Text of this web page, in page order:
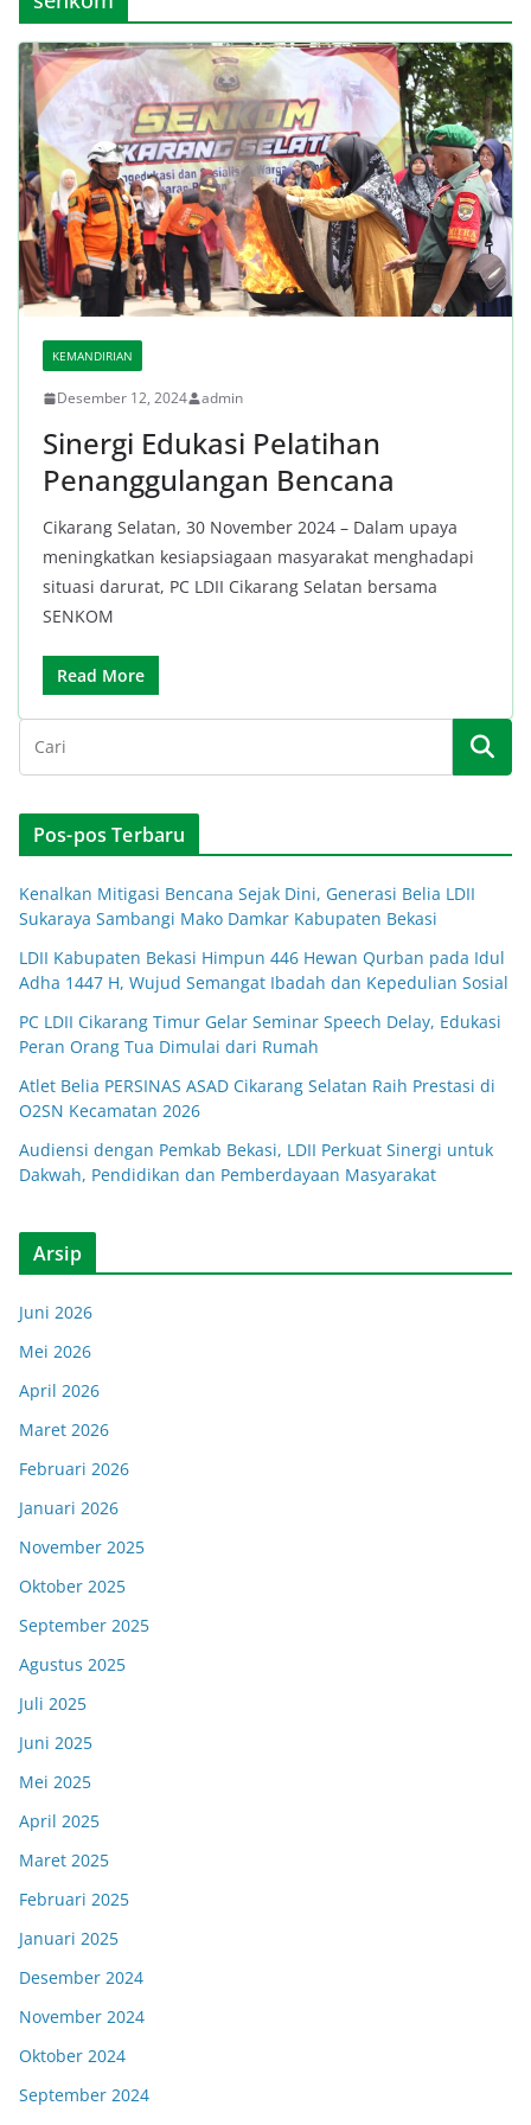
KEMANDIRIAN
Desember 12, 2024 admin
Sinergi Edukasi Pelatihan
Penanggulangan Bencana
Cikarang Selatan, 30 November 2024 – Dalam upaya
meningkatkan kesiapsiagaan masyarakat menghadapi
situasi darurat, PC LDII Cikarang Selatan bersama
SENKOM
Read More
Pos-pos Terbaru
Kenalkan Mitigasi Bencana Sejak Dini, Generasi Belia LDII
Sukaraya Sambangi Mako Damkar Kabupaten Bekasi
LDII Kabupaten Bekasi Himpun 446 Hewan Qurban pada Idul
Adha 1447 H, Wujud Semangat Ibadah dan Kepedulian Sosial
PC LDII Cikarang Timur Gelar Seminar Speech Delay, Edukasi
Peran Orang Tua Dimulai dari Rumah
Atlet Belia PERSINAS ASAD Cikarang Selatan Raih Prestasi di
O2SN Kecamatan 2026
Audiensi dengan Pemkab Bekasi, LDII Perkuat Sinergi untuk
Dakwah, Pendidikan dan Pemberdayaan Masyarakat
Arsip
Juni 2026
Mei 2026
April 2026
Maret 2026
Februari 2026
Januari 2026
November 2025
Oktober 2025
September 2025
Agustus 2025
Juli 2025
Juni 2025
Mei 2025
April 2025
Maret 2025
Februari 2025
Januari 2025
Desember 2024
November 2024
Oktober 2024
September 2024